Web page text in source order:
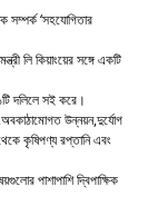
সম্পর্ক ‘সহযোগিতার
লি কিয়াংয়ের সঙ্গে একটি
দলিলে সই করে।
উন্নয়ন,দুর্যোগ
কৃষিপণ্য রপ্তানি এবং
পাশাপাশি দ্বিপাক্ষিক